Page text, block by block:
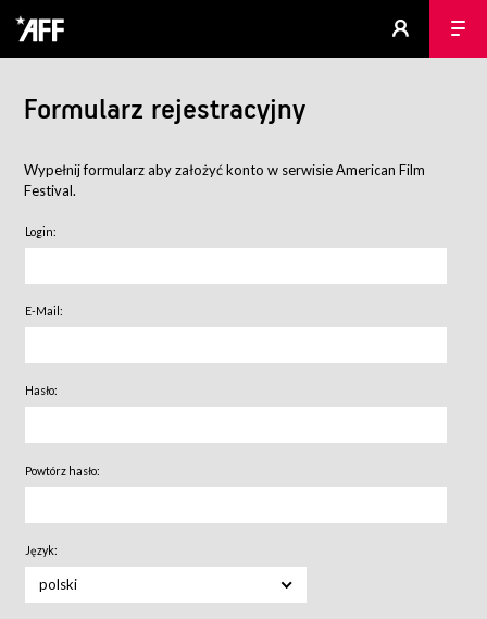
Formularz rejestracyjny
Wypełnij formularz aby założyć konto w serwisie American Film
Festival.
Login:
E-Mail:
Hasło:
Powtórz hasło:
Język:
polski